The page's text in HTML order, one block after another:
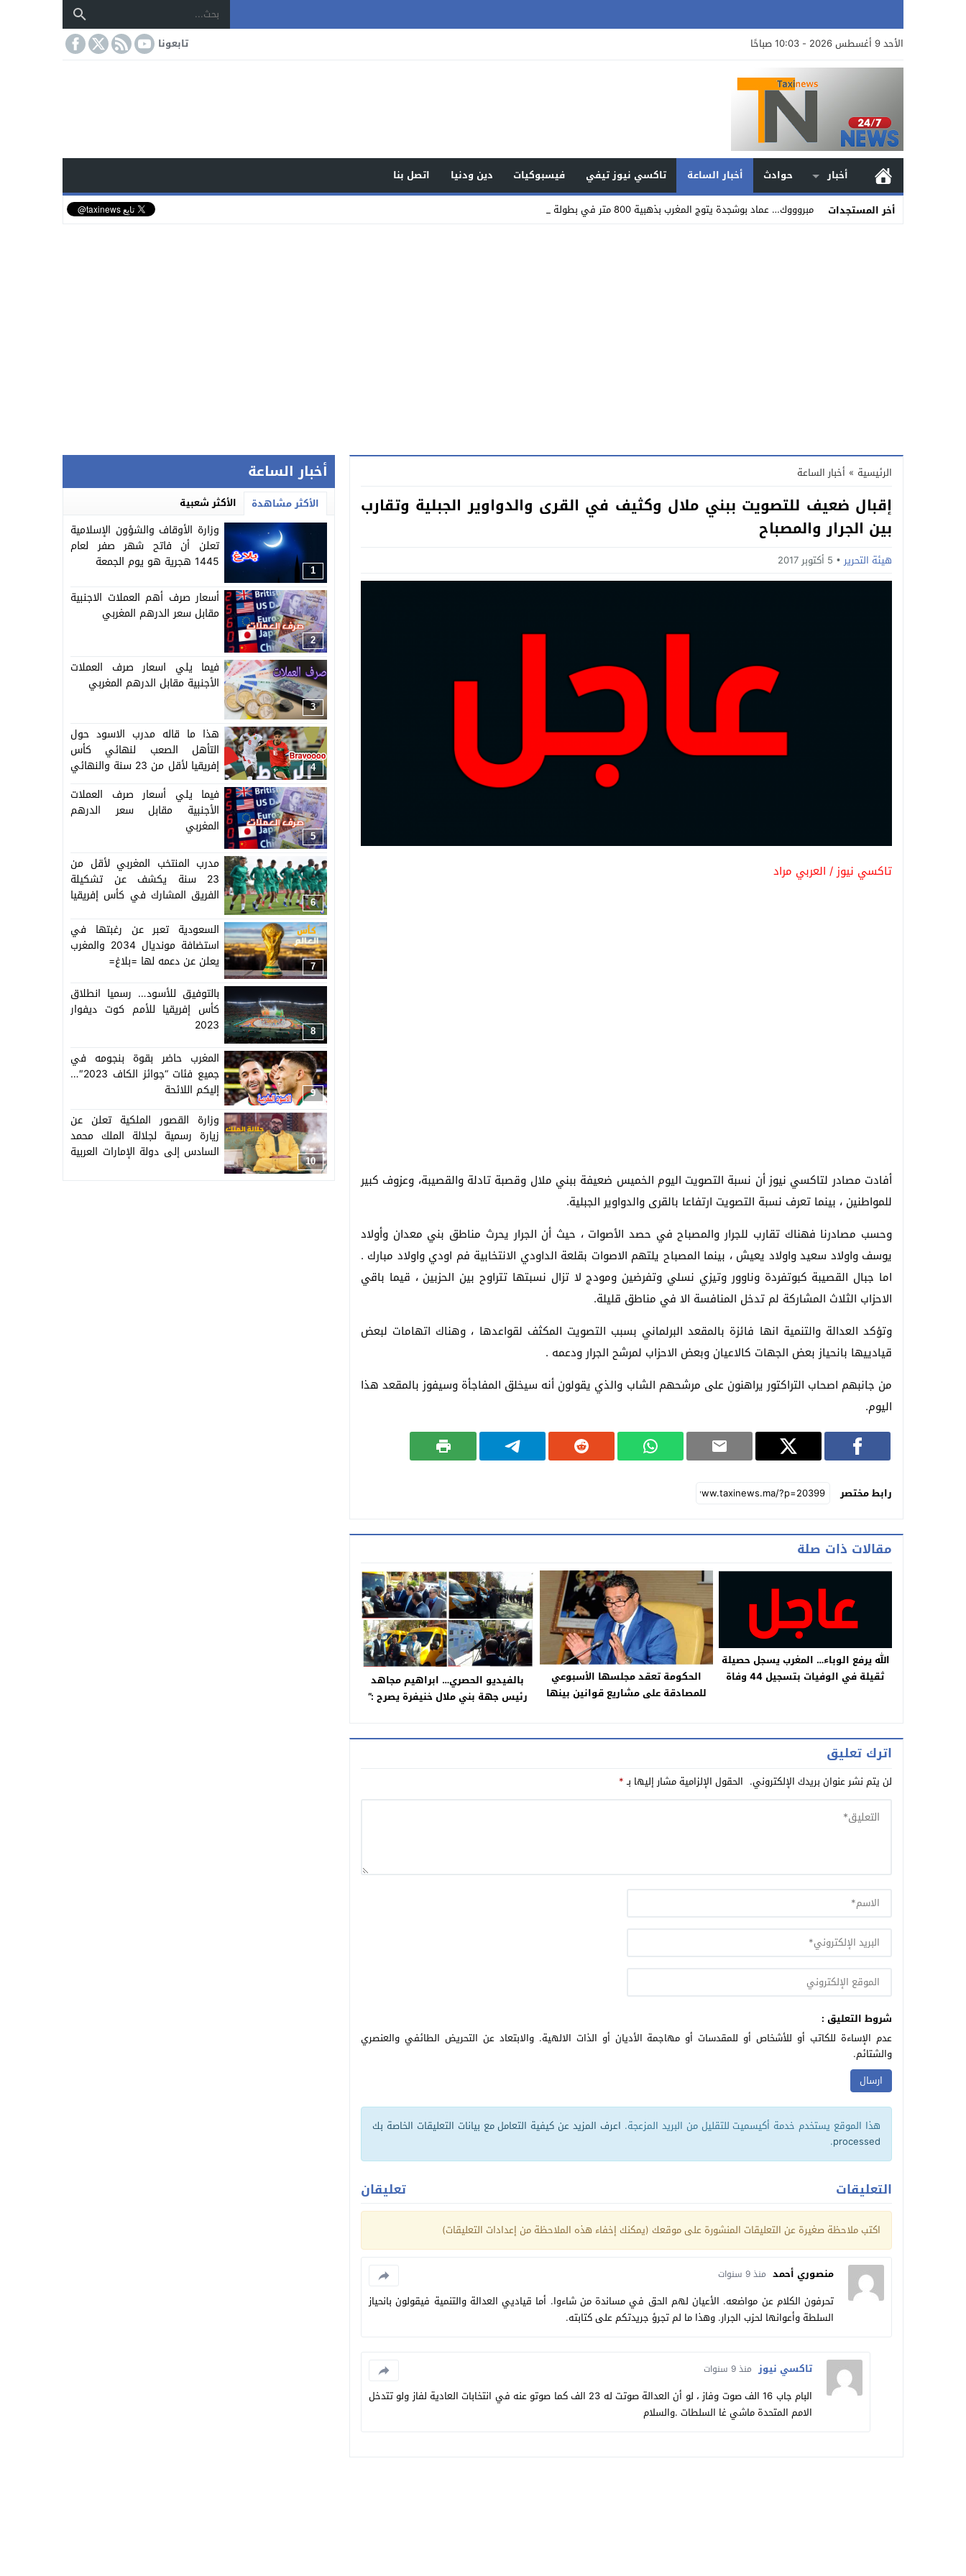
الأحد 9 أغسطس 2026 - 10:03 صباحًا تابعونا
أخبار حوادث أخبار الساعة تاكسي نيوز تيفي فيسبوكيات دين ودنيا
اتصل بنا
أخر المستجدات
مبروووك… عماد بوشجدة يتوج المغرب بذهبية 800 متر في بطولة العالم لأقل _
الرئيسية » أخبار الساعة
إقبال ضعيف للتصويت ببني ملال وكثيف في القرى والدواوير الجبلية وتقارب
بين الجرار والمصباح
هيئة التحرير 5 أكتوبر 2017
تاكسي نيوز / العربي مراد
أفادت مصادر لتاكسي نيوز أن نسبة التصويت اليوم الخميس ضعيفة ببني ملال وقصبة تادلة والقصيبة، وعزوف كبير
للمواطنين ، بينما تعرف نسبة التصويت ارتفاعا بالقرى والدواوير الجبلية.
وحسب مصادرنا فهناك تقارب للجرار والمصباح في حصد الأصوات ، حيث أن الجرار يحرث مناطق بني معدان وأولاد
يوسف واولاد سعيد واولاد يعيش ، بينما المصباح يلتهم الاصوات بقلعة الداودي الانتخابية فم اودي واولاد مبارك .
اما جبال القصيبة كبوتفردة وناوور وتيزي نسلي وتفرضين ومودج لا تزال نسبتها تتراوح بين الحزبين ، قيما باقي
الاحزاب الثلاث المشاركة لم تدخل المنافسة الا في مناطق قليلة.
وتؤكد العدالة والتنمية انها فائزة بالمقعد البرلماني بسبب التصويت المكثف لقواعدها ، وهناك اتهامات لبعض
قيادييها بانحياز بعض الجهات كالاعيان وبعض الاحزاب لمرشح الجرار ودعمه .
من جانبهم اصحاب التراكتور يراهنون على مرشحهم الشاب والذي يقولون أنه سيخلق المفاجأة وسيفوز بالمقعد هذا
اليوم.
رابط مختصر
مقالات ذات صلة
الله يرفع الوباء… المغرب يسجل حصيلة
ثقيلة في الوفيات بتسجيل 44 وفاة
وفيات
الحكومة تعقد مجلسها الأسبوعي
للمصادقة على مشاريع قوانين بينها
بالفيديو الحصري… ابراهيم مجاهد
رئيس جهة بني ملال خنيفرة يصرح :”
اترك تعليق
لن يتم نشر عنوان بريدك الإلكتروني. الحقول الإلزامية مشار إليها بـ*
شروط التعليق :
عدم الإساءة للكاتب أو للأشخاص أو للمقدسات أو مهاجمة الأديان أو الذات الالهية. والابتعاد عن التحريض الطائفي والعنصري
والشتائم.
هذا الموقع يستخدم خدمة أكيسميت للتقليل من البريد المزعجة. اعرف المزيد عن كيفية التعامل مع بيانات التعليقات الخاصة بك
processed
.
التعليقات تعليقان
اكتب ملاحظة صغيرة عن التعليقات المنشورة على موقعك (يمكنك إخفاء هذه الملاحظة من إعدادات التعليقات)
منصوري أحمد منذ 9 سنوات
تحرفون الكلام عن مواضعه. الأعيان لهم الحق في مساندة من شاءوا. أما قياديي العدالة والتنمية فيقولون بانحياز
السلطة وأعوانها لحزب الجرار. وهذا ما لم تجرؤ جريدتكم على كتابته.
تاكسي نيوز منذ 9 سنوات
البام جاب 16 الف صوت وفاز ، لو أن العدالة صوتت له 23 الف كما صوتو عنه في انتخابات العادية لفاز ولو تتدخل
الامم المتحدة ماشي غا السلطات .والسلام
أخبار الساعة
الأكثر مشاهدة الأكثر شعبية
1
وزارة الأوقاف والشؤون الإسلامية
تعلن أن فاتح شهر صفر لعام
1445 هجرية هو يوم الجمعة
2
أسعار صرف أهم العملات الاجنبية
مقابل سعر الدرهم المغربي
3
فيما يلي اسعار صرف العملات
الأجنبية مقابل الدرهم المغربي
4
هذا ما قاله مدرب الاسود حول
التأهل الصعب لنهائي كأس
إفريقيا لأقل من 23 سنة والنهائي
5
فيما يلي أسعار صرف العملات
الأجنبية مقابل سعر الدرهم
المغربي
6
مدرب المنتخب المغربي لأقل من
23 سنة يكشف عن تشكيلة
الفريق المشارك في كأس إفريقيا
7
السعودية تعبر عن رغبتها في
استضافة مونديال 2034 والمغرب
يعلن عن دعمه لها =بلاغ=
8
بالتوفيق للأسود… رسميا انطلاق
كأس إفريقيا للأمم كوت ديفوار
2023
9
المغرب حاضر بقوة بنجومه في
جميع فئات “جوائز الكاف 2023″…
إليكم اللائحة
10
وزارة القصور الملكية تعلن عن
زيارة رسمية لجلالة الملك محمد
السادس إلى دولة الإمارات العربية